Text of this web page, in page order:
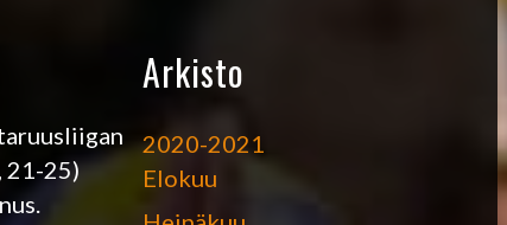
21-25)
Arkisto
2020-2021
Elokuu